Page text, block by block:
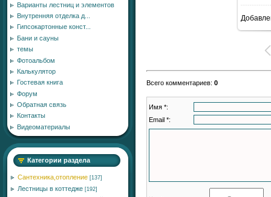
Варианты лестниц и элементов
Внутренняя отделка д...
Гипсокартонные конст...
Бани и сауны
темы
Фотоальбом
Калькулятор
Гостевая книга
Форум
Обратная связь
Контакты
Видеоматериалы
Категории раздела
Сантехника,отопление [137]
Лестницы в коттедже [192]
Всего комментариев: 0
Имя *:
Email *: